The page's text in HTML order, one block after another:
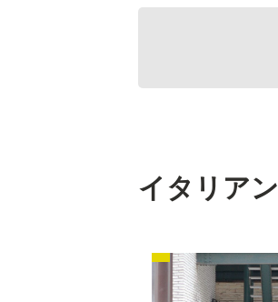
イタリアン